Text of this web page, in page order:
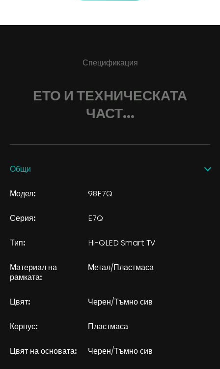
Спецификация
ЕТО И ТЕХНИЧЕСКАТА
ЧАСТ...
Общи
Модел: 98E7Q
Серия: E7Q
Тип: Hi-QLED Smart TV
Материал на
рамката:
Метал/Пластмаса
Цвят: Черен/Тъмно сив
Корпус: Пластмаса
Цвят на основата: Черен/Тъмно сив